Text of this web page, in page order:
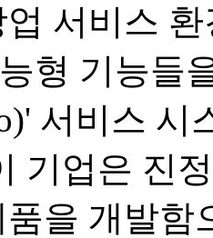
서비스
형 기능들
서비스
기업은 진
을 개발함